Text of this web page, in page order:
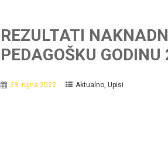
REZULTATI
PEDAGOŠKU
23. rujna 2022. Aktualno, Upisi